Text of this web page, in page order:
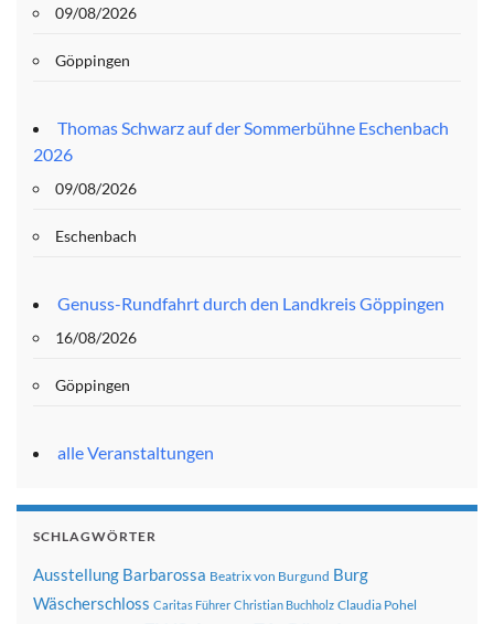
09/08/2026
Göppingen
Thomas Schwarz auf der Sommerbühne Eschenbach
2026
09/08/2026
Eschenbach
Genuss-Rundfahrt durch den Landkreis Göppingen
16/08/2026
Göppingen
alle Veranstaltungen
SCHLAGWÖRTER
Ausstellung Barbarossa Beatrix von Burgund Burg
Wäscherschloss Caritas Führer Christian Buchholz Claudia Pohel